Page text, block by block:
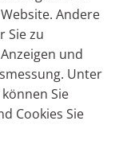
Andere
Sie zu
und
Unter
Sie
Cookies Sie
–
L.,
über